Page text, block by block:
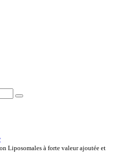
Liposomales à forte valeur ajoutée et